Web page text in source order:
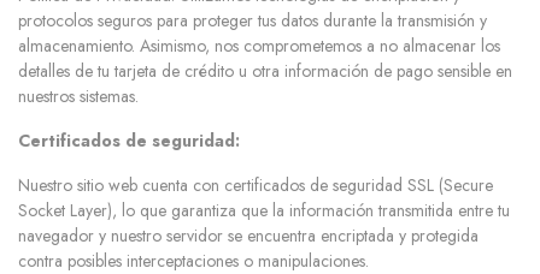
protocolos seguros para proteger tus datos durante la transmisión y
almacenamiento. Asimismo, nos comprometemos a no almacenar los
detalles de tu tarjeta de crédito u otra información de pago sensible en
nuestros sistemas.
Certificados de seguridad:
Nuestro sitio web cuenta con certificados de seguridad SSL (Secure
Socket Layer), lo que garantiza que la información transmitida entre tu
navegador y nuestro servidor se encuentra encriptada y protegida
contra posibles interceptaciones o manipulaciones.